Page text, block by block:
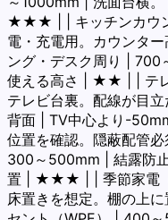
★★★ | | キッチンカウ
電・充電用。カウンタ
ング・デスク周り | 700
使える高さ | ★★ | | テレ
テレビ台裏。配線が目
背面 | TV中心より-
位置を確認。隠蔽配管
300～500mm | 結露防
置 | ★★★ | | 季節家電（
床置きを想定。棚の上